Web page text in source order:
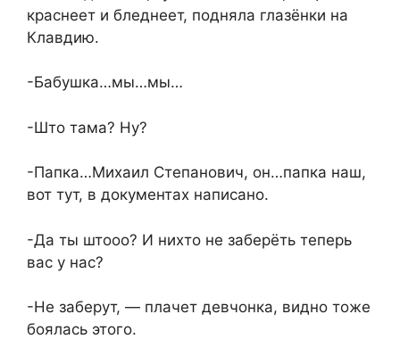
краснеет и бледнеет, подняла глазёнки на
Клавдию.
-Бабушка…мы…мы…
-Што тама? Ну?
-Папка…Михаил Степанович, он…папка наш,
вот тут, в документах написано.
-Да ты штооо? И нихто не заберёть теперь
вас у нас?
-Не заберут, — плачет девчонка, видно тоже
боялась этого.